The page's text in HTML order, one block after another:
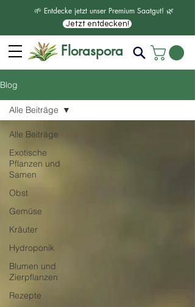
🌱 Entdecke jetzt unser Premium Saatgut! 🌿
Jetzt entdecken!
Floraspora
Blog
Alle Beiträge
Exotische
Pflanzen und
Samen
Obst
Gemüse
Kräuter
Hydroponik
Blumen und
Zierpflanzen
Rezepte
Alle Beiträge